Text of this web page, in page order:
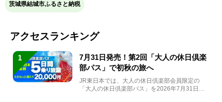
茨城県結城市ふるさと納税
アクセスランキング
1
7月31日発売！第2回「大人の休日倶楽
部パス」で初秋の旅へ
JR東日本では、大人の休日倶楽部会員限定の
「大人の休日倶楽部パス」を2026年7月31日